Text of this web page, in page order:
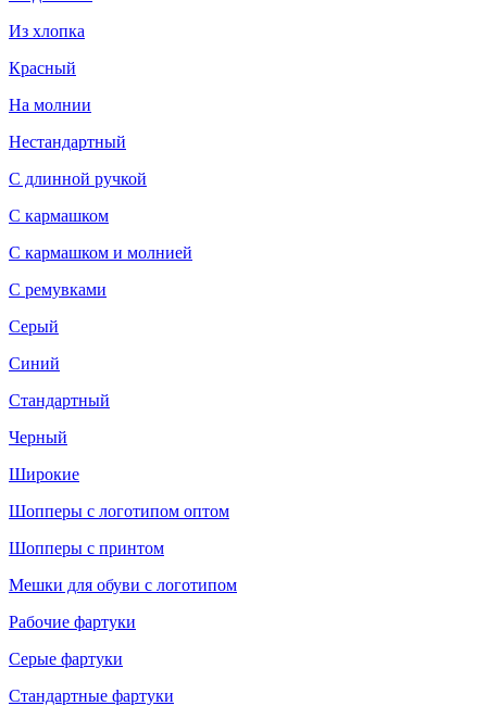
Из хлопка
Красный
На молнии
Нестандартный
С длинной ручкой
С кармашком
С кармашком и молнией
С ремувками
Серый
Синий
Стандартный
Черный
Широкие
Шопперы с логотипом оптом
Шопперы с принтом
Мешки для обуви с логотипом
Рабочие фартуки
Серые фартуки
Стандартные фартуки